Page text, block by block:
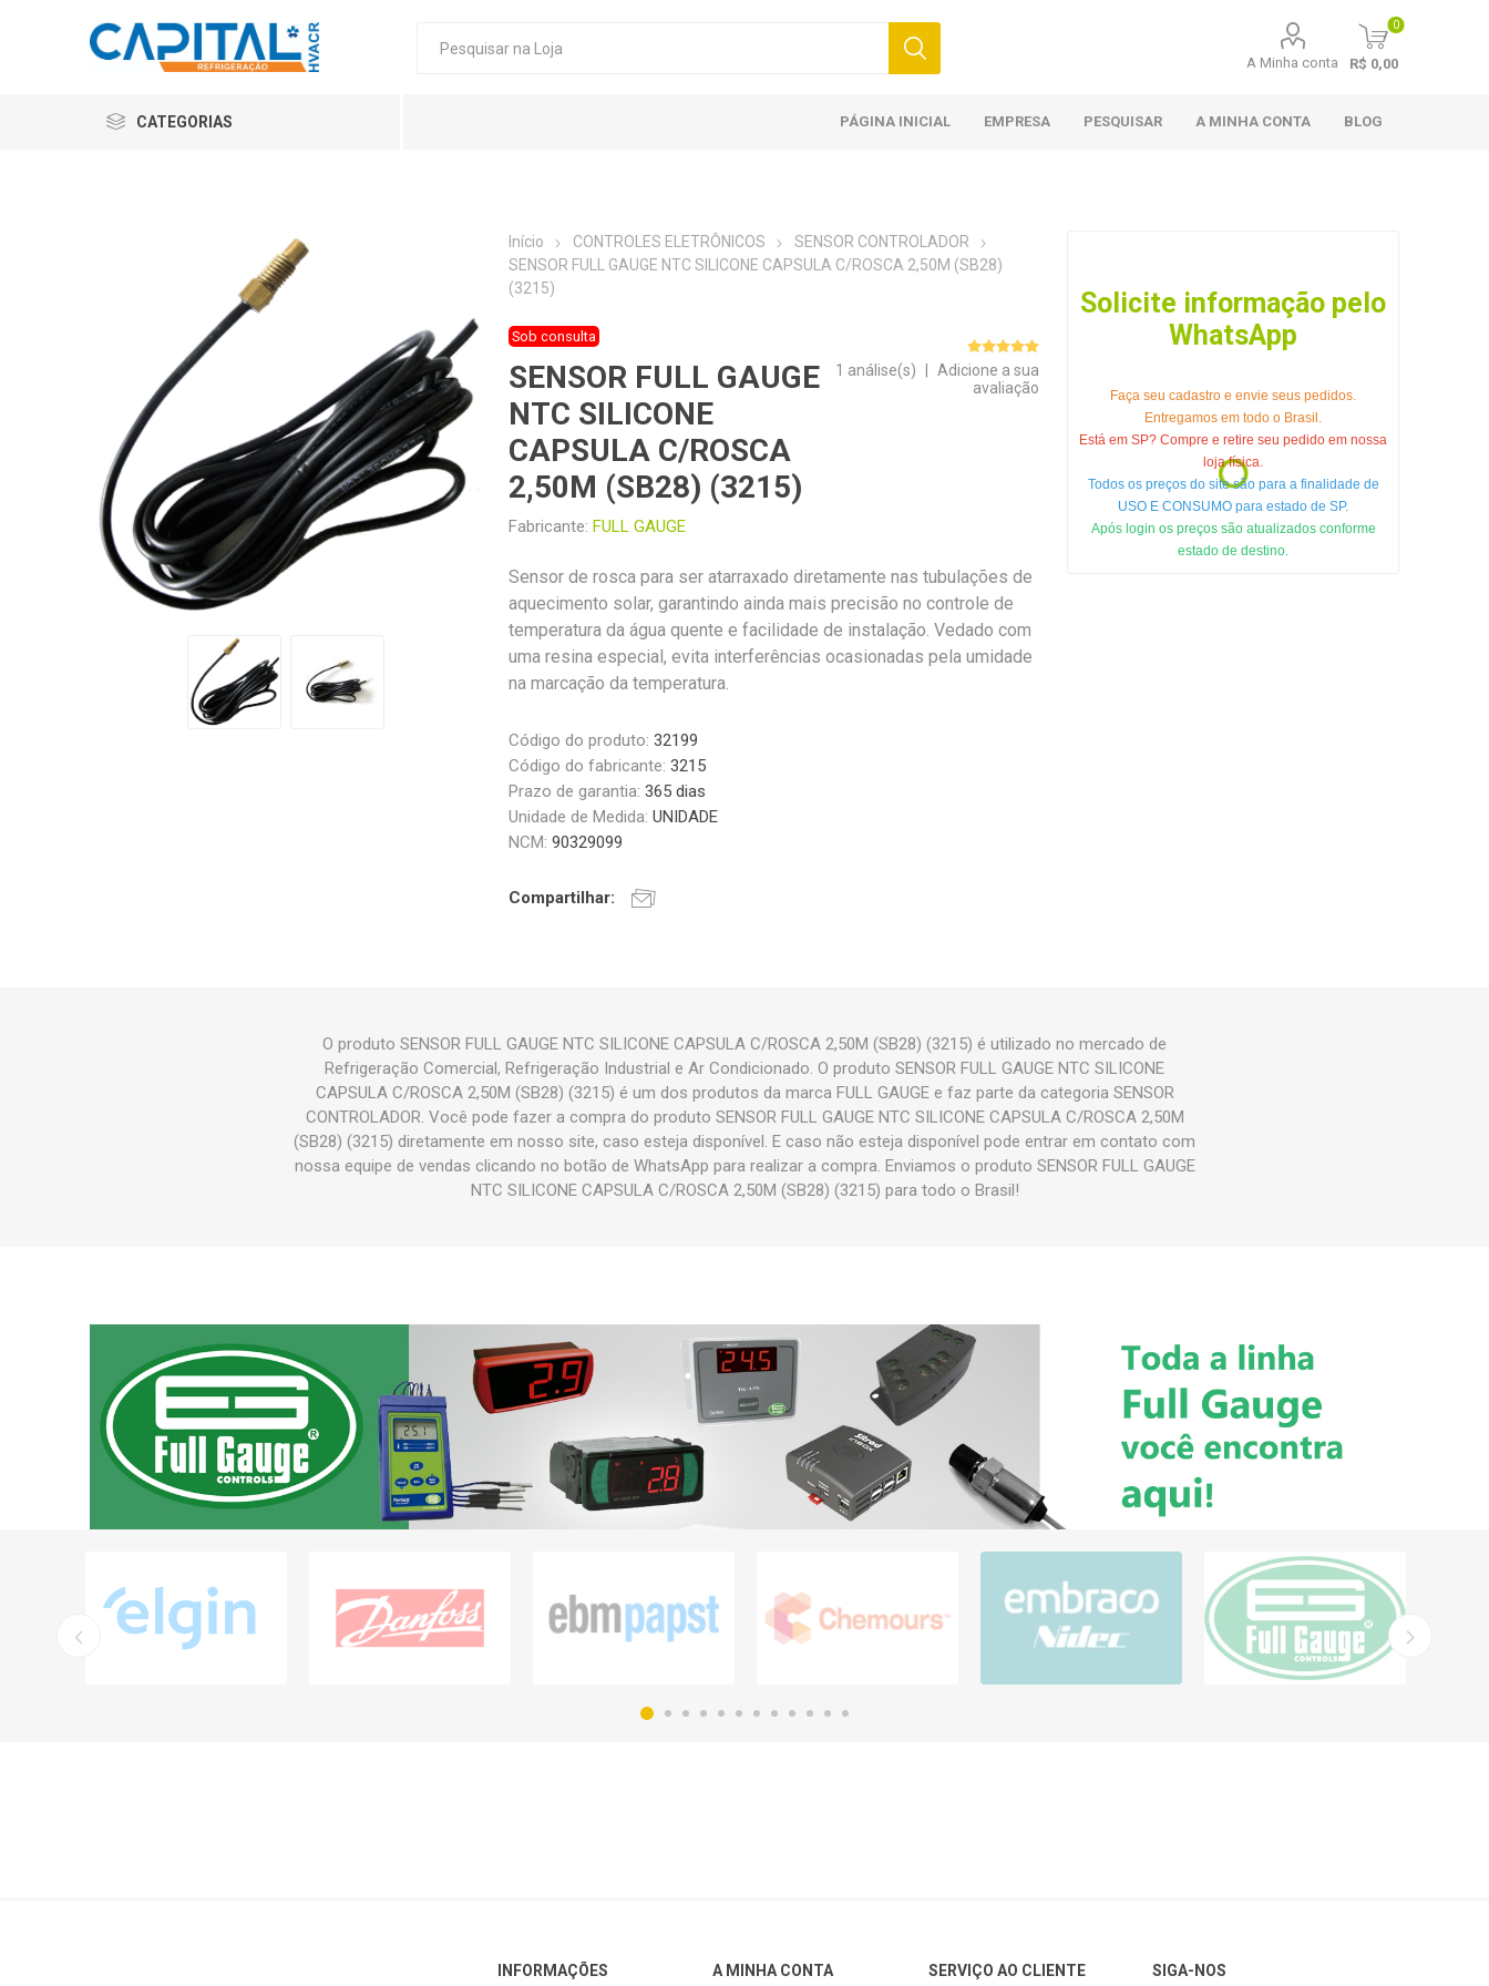
A Minha conta
0
R$ 0,00
CATEGORIAS PÁGINA INICIAL EMPRESA PESQUISAR A MINHA CONTA BLOG
Início CONTROLES ELETRÔNICOS
SENSOR CONTROLADOR
SENSOR FULL GAUGE NTC SILICONE CAPSULA C/ROSCA 2,50M (SB28)
(3215)
Sob consulta
SENSOR FULL GAUGE
NTC SILICONE
CAPSULA C/ROSCA
2,50M (SB28) (3215)
Fabricante: FULL GAUGE
1 análise(s)
Adicione a sua
avaliação
Sensor de rosca para ser atarraxado diretamente nas tubulações de
aquecimento solar, garantindo ainda mais precisão no controle de
temperatura da água quente e facilidade de instalação. Vedado com
uma resina especial, evita interferências ocasionadas pela umidade
na marcação da temperatura.
Código do produto: 32199
Código do fabricante: 3215
Prazo de garantia:365 dias
Unidade de Medida:UNIDADE
NCM:90329099
Compartilhar:
Solicite informação pelo
WhatsApp
Faça seu cadastro e envie seus pedidos.
Entregamos em todo o Brasil.
Está em SP? Compre e retire seu pedido em nossa
loja física.
Todos os preços do site são para a finalidade de
USO E CONSUMO para estado de SP.
Após login os preços são atualizados conforme
estado de destino.
O produto SENSOR FULL GAUGE NTC SILICONE CAPSULA C/ROSCA 2,50M (SB28) (3215) é utilizado no mercado de
Refrigeração Comercial, Refrigeração Industrial e Ar Condicionado. O produto SENSOR FULL GAUGE NTC SILICONE
CAPSULA C/ROSCA 2,50M (SB28) (3215) é um dos produtos da marca FULL GAUGE e faz parte da categoria SENSOR
CONTROLADOR. Você pode fazer a compra do produto SENSOR FULL GAUGE NTC SILICONE CAPSULA C/ROSCA 2,50M
(SB28) (3215) diretamente em nosso site, caso esteja disponível. E caso não esteja disponível pode entrar em contato com
nossa equipe de vendas clicando no botão de WhatsApp para realizar a compra. Enviamos o produto SENSOR FULL GAUGE
NTC SILICONE CAPSULA C/ROSCA 2,50M (SB28) (3215) para todo o Brasil!
INFORMAÇÕES A MINHA CONTA SERVIÇO AO CLIENTE SIGA-NOS